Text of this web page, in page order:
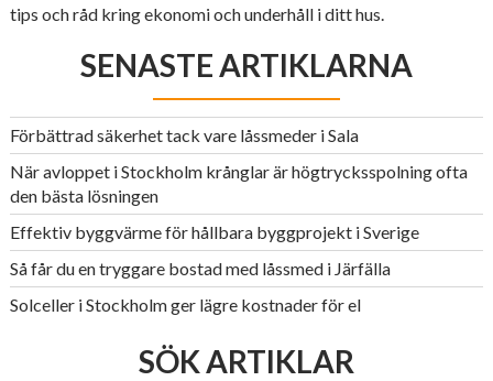
tips och råd kring ekonomi och underhåll i ditt hus.
SENASTE ARTIKLARNA
Förbättrad säkerhet tack vare låssmeder i Sala
När avloppet i Stockholm krånglar är högtrycksspolning ofta
den bästa lösningen
Effektiv byggvärme för hållbara byggprojekt i Sverige
Så får du en tryggare bostad med låssmed i Järfälla
Solceller i Stockholm ger lägre kostnader för el
SÖK ARTIKLAR